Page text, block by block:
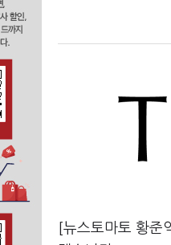
[뉴스토마토 황준